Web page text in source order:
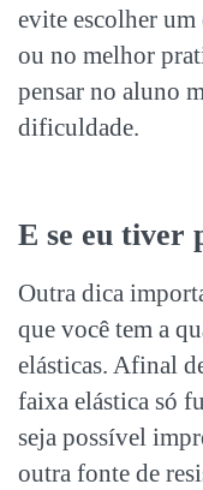
evite escolher
ou no melhor
pensar no aluno
dificuldade.
E se eu tiver
Outra dica
que você tem a
elásticas. Afinal
faixa elástica só
seja possível
outra fonte de